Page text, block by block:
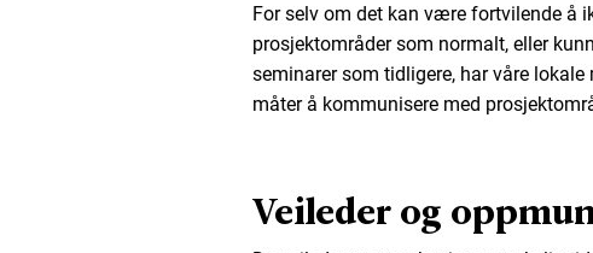
For selv om det kan være fortvilende å
prosjektområder som normalt, eller
seminarer som tidligere, har våre
måter å kommunisere med
Veileder og